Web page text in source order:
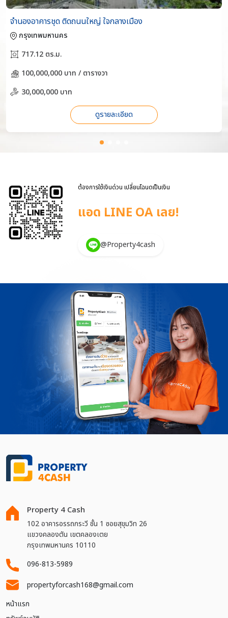
จำนองอาคารชุด ติดถนนใหญ่ ใจกลางเมือง
กรุงเทพมหานคร
717.12 ตร.ม.
100,000,000 บาท / ตารางวา
30,000,000 บาท
ดูรายละเอียด
ต้องการใช้เงินด่วน เปลี่ยนโฉนดเป็นเงิน
แอด LINE OA เลย!
@Property4cash
Property 4 Cash
102 อาคารอรรถกระวี ชั้น 1 ซอยสุขุมวิท 26
แขวงคลองตัน เขตคลองเตย
กรุงเทพมหานคร 10110
096-813-5989
propertyforcash168@gmail.com
หน้าแรก